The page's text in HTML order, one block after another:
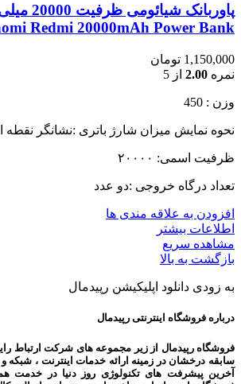
پاوربانک
Redmi 20000mAh Power Bank
1,150,000 تومان
نمره 2.00 از 5
وزن : 450
نحوه نمایش میزان شارژ باتری :نشانگر نقطه
ظرفیت اسمی: ۲۰۰۰۰
تعداد درگاه خروجی :دو عدد
افزودن به علاقه مندی ها
اطلاعات بیشتر
مشاهده سریع
بازگشت به بالا
به زودی دانلود اپلیکیشن رپیدمال
درباره فروشگاه اینترنتی رپیدمال
فروشگاه رپیدمال از زیر مجموعه های شرکت ارتباط
سابقه درخشان در زمینه ارائه خدمات اینترنت ، شبکه
آخرین پیشرفت های تکنولوژی روز دنیا در خدمت